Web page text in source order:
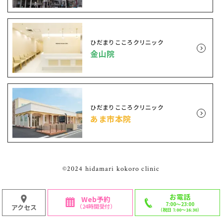
ひだまりこころクリニック
金山院
ひだまりこころクリニック
あま市本院
©2024 hidamari kokoro clinic
アクセス
Web予約
（24時間受付）
お電話
7:00〜23:00
（祝日 7:00〜16:30）